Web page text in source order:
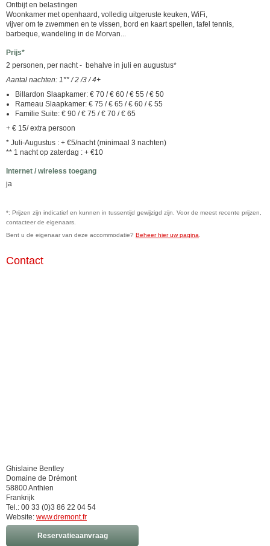
Ontbijt en belastingen
Woonkamer met openhaard, volledig uitgeruste keuken, WiFi,
vijver om te zwemmen en te vissen, bord en kaart spellen, tafel tennis,
barbeque, wandeling in de Morvan...
Prijs*
2 personen, per nacht - behalve in juli en augustus*
Aantal nachten: 1** / 2 /3 / 4+
Billardon Slaapkamer: € 70 / € 60 / € 55 / € 50
Rameau Slaapkamer: € 75 / € 65 / € 60 / € 55
Familie Suite: € 90 / € 75 / € 70 / € 65
+ € 15/ extra persoon
* Juli-Augustus : + €5/nacht (minimaal 3 nachten)
** 1 nacht op zaterdag : + €10
Internet / wireless toegang
ja
*: Prijzen zijn indicatief en kunnen in tussentijd gewijzigd zijn. Voor de meest recente prijzen,
contacteer de eigenaars.
Bent u de eigenaar van deze accommodatie? Beheer hier uw pagina
Contact
Ghislaine Bentley
Domaine de Drémont
58800 Anthien
Frankrijk
Tel.: 00 33 (0)3 86 22 04 54
Website: www.dremont.fr
Reservatieaanvraag